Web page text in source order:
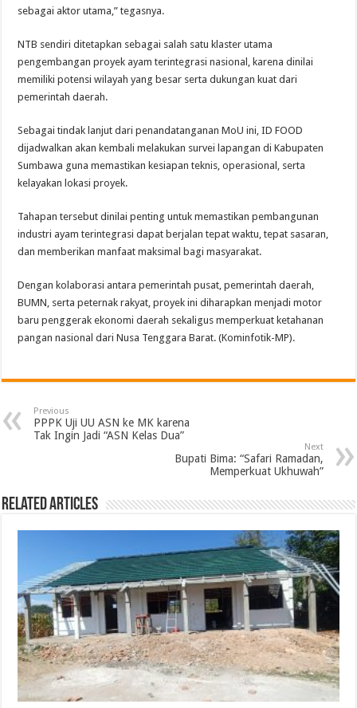
sebagai aktor utama,” tegasnya.
NTB sendiri ditetapkan sebagai salah satu klaster utama
pengembangan proyek ayam terintegrasi nasional, karena dinilai
memiliki potensi wilayah yang besar serta dukungan kuat dari
pemerintah daerah.
Sebagai tindak lanjut dari penandatanganan MoU ini, ID FOOD
dijadwalkan akan kembali melakukan survei lapangan di Kabupaten
Sumbawa guna memastikan kesiapan teknis, operasional, serta
kelayakan lokasi proyek.
Tahapan tersebut dinilai penting untuk memastikan pembangunan
industri ayam terintegrasi dapat berjalan tepat waktu, tepat sasaran,
dan memberikan manfaat maksimal bagi masyarakat.
Dengan kolaborasi antara pemerintah pusat, pemerintah daerah,
BUMN, serta peternak rakyat, proyek ini diharapkan menjadi motor
baru penggerak ekonomi daerah sekaligus memperkuat ketahanan
pangan nasional dari Nusa Tenggara Barat. (Kominfotik-MP).
Previous
PPPK Uji UU ASN ke MK karena
Tak Ingin Jadi “ASN Kelas Dua”
Next
Bupati Bima: “Safari Ramadan,
Memperkuat Ukhuwah”
Related Articles